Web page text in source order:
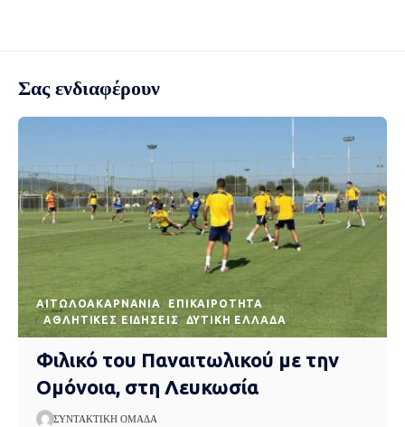
Σας ενδιαφέρουν
AΙΤΩΛΟΑΚΑΡΝΑΝΊΑ
EΠΙΚΑΙΡΌΤΗΤΑ
ΑΘΛΗΤΙΚΈΣ ΕΙΔΉΣΕΙΣ
ΔΥΤΙΚΉ ΕΛΛΆΔΑ
Φιλικό του Παναιτωλικού με την
Ομόνοια, στη Λευκωσία
ΣΥΝΤΑΚΤΙΚΉ ΟΜΆΔΑ